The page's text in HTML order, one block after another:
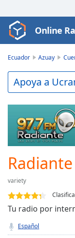
Video
Player
Play
Video
Skip
Forward
Mute
Current
Time0:00
Duration
Loaded:
0.00%
TypeLIVE
Online
Ecuador Azuay
Apoya a
variety
Tu radio por
Español